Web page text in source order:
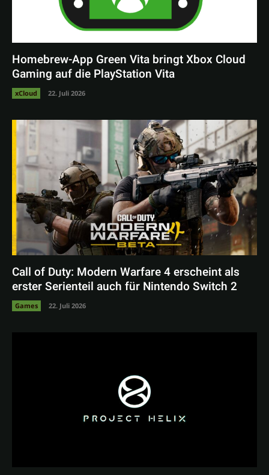
Homebrew-App Green Vita bringt Xbox Cloud
Gaming auf die PlayStation Vita
xCloud 22. Juli 2026
Call of Duty: Modern Warfare 4 erscheint als
erster Serienteil auch für Nintendo Switch 2
Games 22. Juli 2026